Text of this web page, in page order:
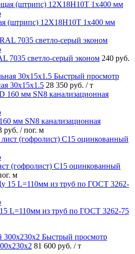
(штрипс) 12Х18Н10Т 1х400 мм
7035 светло-серый эконом 240 руб.
Быстрый просмотр
30х15х1.5 28 350 руб. / т
мм SN8 канализационная
руб. / пог. м
(гофролист) С15 оцинкованный
м
L=110мм из труб по ГОСТ 3262-75
Быстрый просмотр
81 600 руб. / т